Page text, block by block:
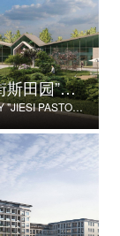
松滋市“街斯田园”美丽乡村示范片建设项目
SONGZI CITY "JIESI PASTORAL" BEAUTIFUL RURAL DEMONSTRATION FILM CONSTRUCTION PROJECT